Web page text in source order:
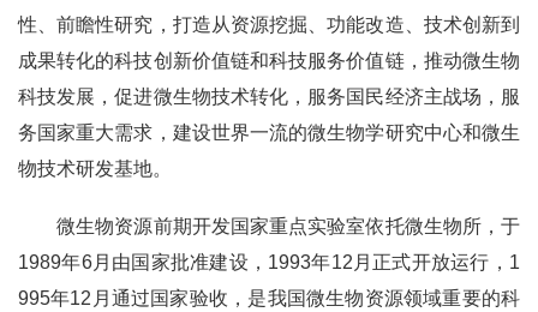
性、前瞻性研究，打造从资源挖掘、功能改造、技术创新到
成果转化的科技创新价值链和科技服务价值链，推动微生物
科技发展，促进微生物技术转化，服务国民经济主战场，服
务国家重大需求，建设世界一流的微生物学研究中心和微生
物技术研发基地。
微生物资源前期开发国家重点实验室依托微生物所，于
1989年6月由国家批准建设， 1993年12 月正式开放运行， 1
995年12 月通过国家验收，是我国微生物资源领域重要的科